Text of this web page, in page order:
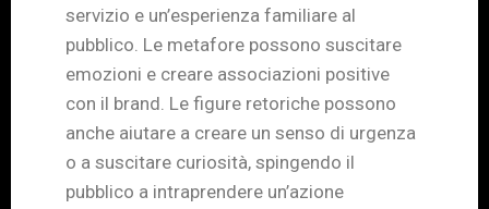
servizio e un’esperienza familiare al
pubblico. Le metafore possono suscitare
emozioni e creare associazioni positive
con il brand. Le figure retoriche possono
anche aiutare a creare un senso di urgenza
o a suscitare curiosità, spingendo il
pubblico a intraprendere un’azione